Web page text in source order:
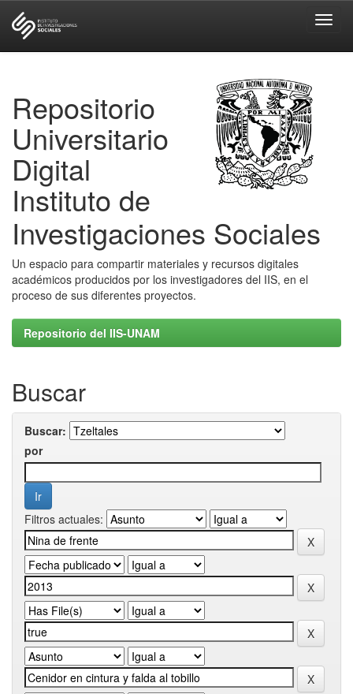
Repositorio
Universitario
Digital
Instituto de
Investigaciones Sociales
Un espacio para compartir materiales y recursos digitales
académicos producidos por los investigadores del IIS, en el
proceso de sus diferentes proyectos.
Repositorio del IIS-UNAM
Buscar
Buscar:
por
Filtros actuales: